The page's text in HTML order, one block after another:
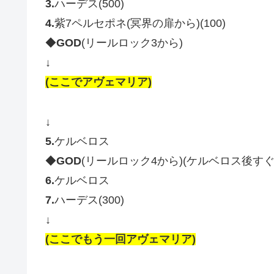
3.ハーデス(500)
4.紫7ペルセポネ(冥界の扉から)(100)
◆GOD(リールロック3から)
↓
(ここでアヴェマリア)
↓
5.ケルベロス
◆GOD(リールロック4から)(ケルベロス後す
6.ケルベロス
7.ハーデス(300)
↓
(ここでもう一回アヴェマリア)